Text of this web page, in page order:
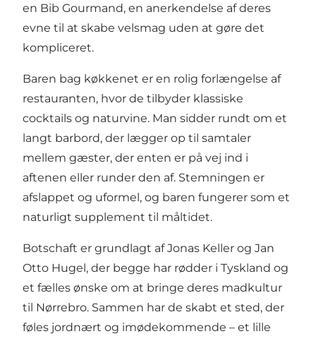
en Bib Gourmand, en anerkendelse af deres
evne til at skabe velsmag uden at gøre det
kompliceret.
Baren bag køkkenet er en rolig forlængelse af
restauranten, hvor de tilbyder klassiske
cocktails og naturvine. Man sidder rundt om et
langt barbord, der lægger op til samtaler
mellem gæster, der enten er på vej ind i
aftenen eller runder den af. Stemningen er
afslappet og uformel, og baren fungerer som et
naturligt supplement til måltidet.
Botschaft er grundlagt af Jonas Keller og Jan
Otto Hugel, der begge har rødder i Tyskland og
et fælles ønske om at bringe deres madkultur
til Nørrebro. Sammen har de skabt et sted, der
føles jordnært og imødekommende – et lille